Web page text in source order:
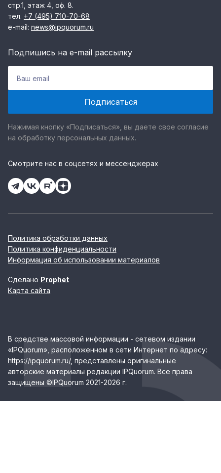
стр.1, этаж 4, оф. 8.
тел. +7 (495) 710-70-68
e-mail: news@ipquorum.ru
Подпишись на e-mail рассылку
Нажимая кнопку «Подписаться», вы даете свое согласие
на обработку персональных данных.
Смотрите нас в соцсетях и мессенджерах
Политика обработки данных
Политика конфиденциальности
Информация об использовании материалов
Сделано Prophet
Карта сайта
В средстве массовой информации - сетевом издании
«IPQuorum», расположенном в сети Интернет по адресу:
https://ipquorum.ru/, представлены оригинальные
авторские материалы редакции IPQuorum. Все права
защищены ©IPQuorum 2021-2026 г.